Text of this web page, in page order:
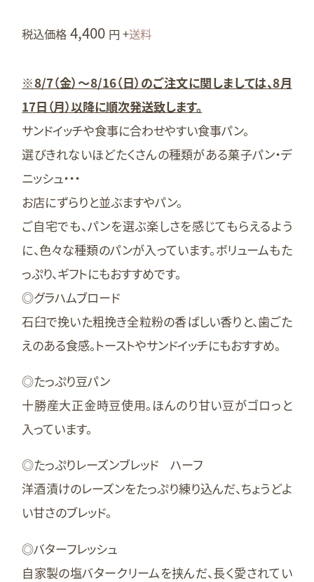
税込価格 4,400 円 +送料
※8/7（金）～8/16（日）のご注文に関しましては、8月
17日（月）以降に順次発送致します。
サンドイッチや食事に合わせやすい食事パン。
選びきれないほどたくさんの種類がある菓子パン・デ
ニッシュ・・・
お店にずらりと並ぶますやパン。
ご自宅でも、パンを選ぶ楽しさを感じてもらえるよう
に、色々な種類のパンが入っています。ボリュームもた
っぷり、ギフトにもおすすめです。
◎グラハムブロード
石臼で挽いた粗挽き全粒粉の香ばしい香りと、歯ごた
えのある食感。トーストやサンドイッチにもおすすめ。
◎たっぷり豆パン
十勝産大正金時豆使用。ほんのり甘い豆がゴロっと
入っています。
◎たっぷりレーズンブレッド ハーフ
洋酒漬けのレーズンをたっぷり練り込んだ、ちょうどよ
い甘さのブレッド。
◎バターフレッシュ
自家製の塩バタークリームを挟んだ、長く愛されてい